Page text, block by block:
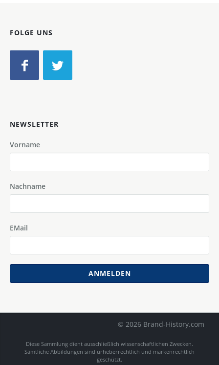
FOLGE UNS
NEWSLETTER
Vorname
Nachname
EMail
ANMELDEN
© 2026 Brand-History.com
Diese Sammlung dient ausschließlich wissenschaftlichen Zwecken.
Sämtliche Abbildungen sind urheberrechtlich und markenrechtlich
geschützt.